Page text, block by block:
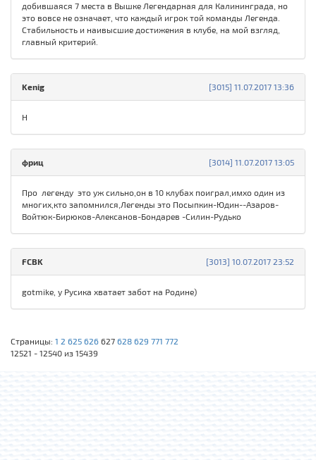
добившаяся 7 места в Вышке Легендарная для Калининграда, но
это вовсе не означает, что каждый игрок той команды Легенда.
Стабильность и наивысшие достижения в клубе, на мой взгляд,
главный критерий.
[3015] 11.07.2017 13:36
Kenig
H
[3014] 11.07.2017 13:05
фриц
Про легенду это уж сильно,он в 10 клубах поиграл,имхо один из
многих,кто запомнился,Легенды это Посыпкин-Юдин--Азаров-
Войтюк-Бирюков-Алексанов-Бондарев -Силин-Рудько
[3013] 10.07.2017 23:52
FCBK
gotmike, у Русика хватает забот на Родине)
Страницы: 1 2 625 626 627 628 629 771 772
12521 - 12540 из 15439